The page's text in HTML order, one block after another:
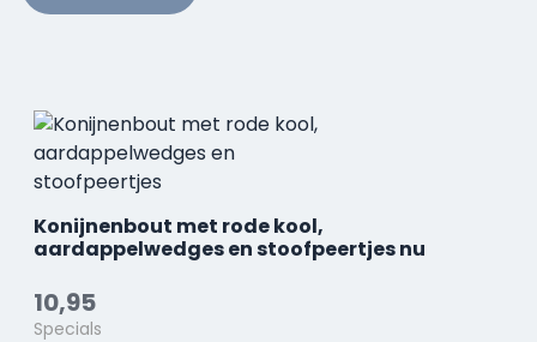
Konijnenbout met rode kool,
aardappelwedges en stoofpeertjes nu
10,95
Specials